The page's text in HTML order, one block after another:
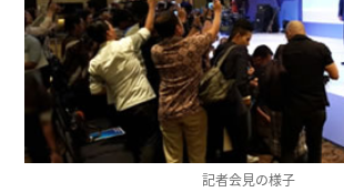
記者会見の様子